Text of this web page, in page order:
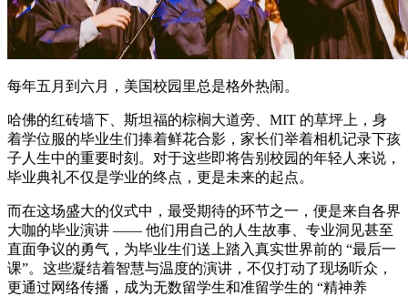
每年五月到六月，美国校园里总是格外热闹。
哈佛的红砖墙下、斯坦福的棕榈大道旁、MIT 的草坪上，身
着学位服的毕业生们捧着鲜花合影，家长们举着相机记录下孩
子人生中的重要时刻。对于这些即将告别校园的年轻人来说，
毕业典礼不仅是学业的终点，更是未来的起点。
而在这场盛大的仪式中，最受期待的环节之一，便是来自各界
大咖的毕业演讲 —— 他们用自己的人生故事、专业洞见甚至
直面争议的勇气，为毕业生们送上踏入真实世界前的 “最后一
课”。这些凝结着智慧与温度的演讲，不仅打动了现场听众，
更通过网络传播，成为无数留学生和准留学生的 “精神养